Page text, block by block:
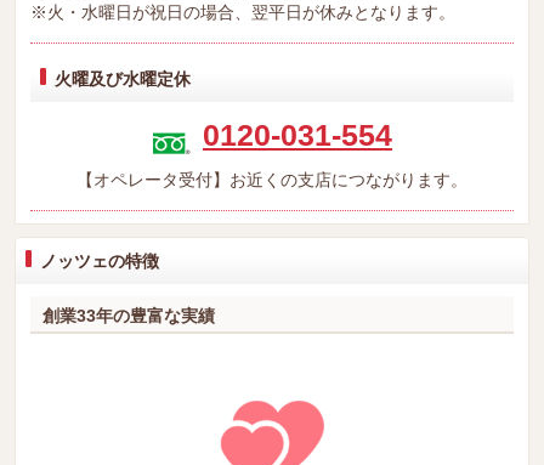
※火・水曜日が祝日の場合、翌平日が休みとなります。
火曜及び水曜定休
0120-031-554
【オペレータ受付】お近くの支店につながります。
ノッツェの特徴
創業33年の豊富な実績